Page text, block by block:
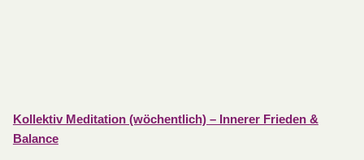
Kollektiv Meditation (wöchentlich) – Innerer Frieden &
Balance